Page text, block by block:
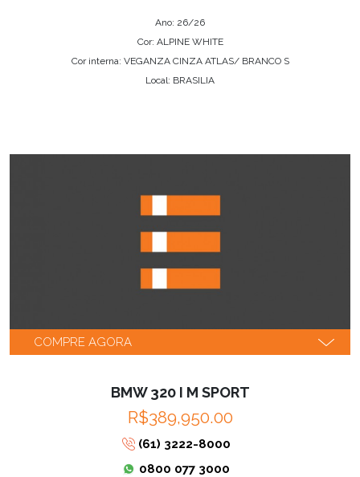
Ano: 26/26
Cor: ALPINE WHITE
Cor interna: VEGANZA CINZA ATLAS/ BRANCO S
Local: BRASILIA
COMPRE AGORA
BMW 320 I M SPORT
R$389,950.00
(61) 3222-8000
0800 077 3000